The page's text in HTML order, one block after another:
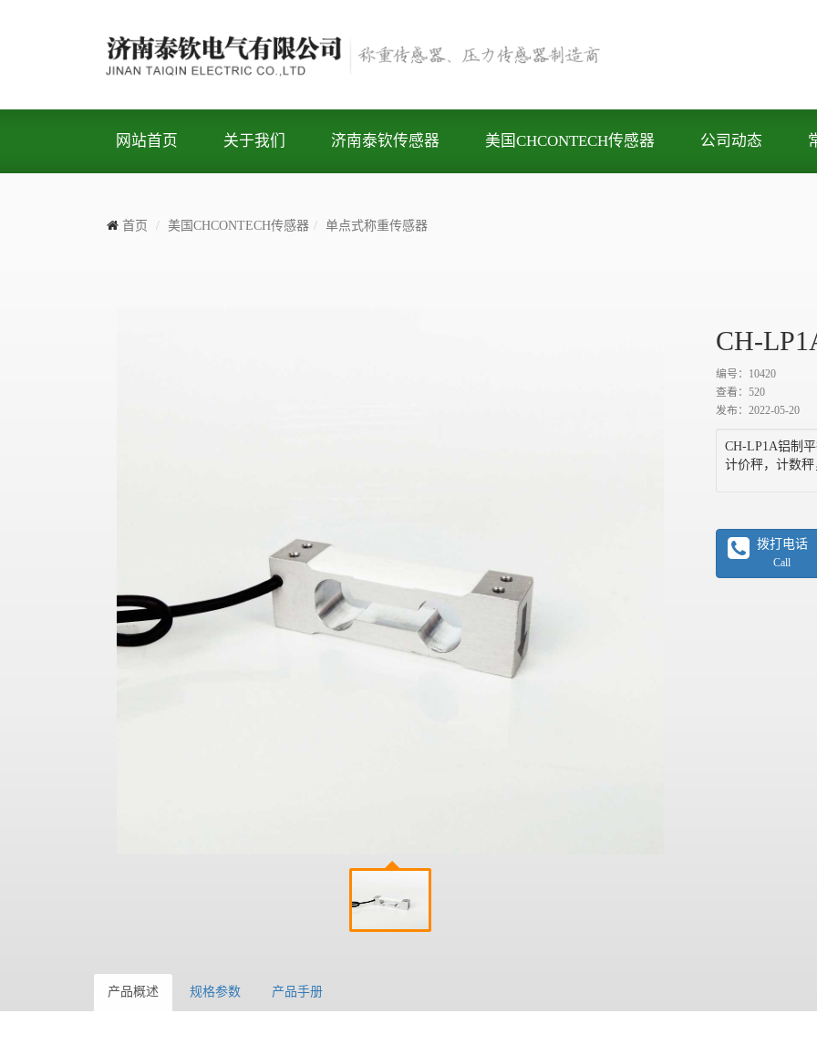
网站首页 关于我们 济南泰钦传感器 美国CHCONTECH传感器 公司动态
首页 美国CHCONTECH传感器 单点式称重传感器
CH-
编号：10420
查看： 520
发布：2022-05-20
CH-LP1A铝制
计价秤，计数秤
拨打电话
Call
产品概述 规格参数 产品手册